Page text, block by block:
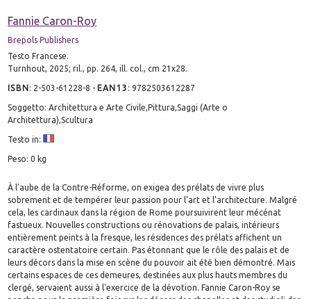
Fannie Caron-Roy
Brepols Publishers
Testo Francese.
Turnhout, 2025; ril., pp. 264, ill. col., cm 21x28.
ISBN: 2-503-61228-8 - EAN13 :9782503612287
Soggetto: Architettura e Arte Civile,Pittura,Saggi (Arte o
Architettura),Scultura
Testo in:
Peso: 0 kg
À l'aube de la Contre-Réforme, on exigea des prélats de vivre plus
sobrement et de tempérer leur passion pour l'art et l'architecture. Malgré
cela, les cardinaux dans la région de Rome poursuivirent leur mécénat
fastueux. Nouvelles constructions ou rénovations de palais, intérieurs
entièrement peints à la fresque, les résidences des prélats affichent un
caractère ostentatoire certain. Pas étonnant que le rôle des palais et de
leurs décors dans la mise en scène du pouvoir ait été bien démontré. Mais
certains espaces de ces demeures, destinées aux plus hauts membres du
clergé, servaient aussi à l'exercice de la dévotion. Fannie Caron-Roy se